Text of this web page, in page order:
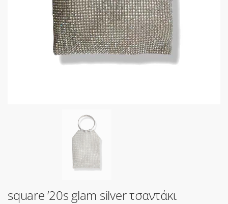
square ’20s glam silver τσαντάκι